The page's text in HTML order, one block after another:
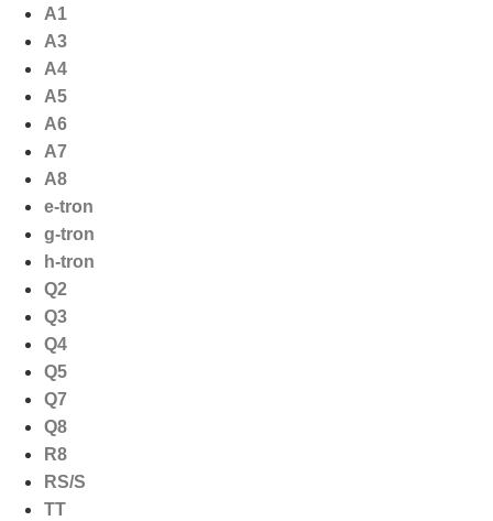
naar
inhoud
A1
A3
A4
A5
A6
A7
A8
e-tron
g-tron
h-tron
Q2
Q3
Q4
Q5
Q7
Q8
R8
RS/S
TT